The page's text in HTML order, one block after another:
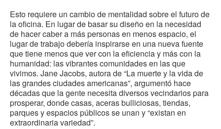
Esto requiere un cambio de mentalidad sobre el futuro de
la oficina. En lugar de basar su diseño en la necesidad
de hacer caber a más personas en menos espacio, el
lugar de trabajo debería inspirarse en una nueva fuente
que tiene menos que ver con la eficiencia y más con la
humanidad: las vibrantes comunidades en las que
vivimos. Jane Jacobs, autora de “La muerte y la vida de
las grandes ciudades americanas”, argumentó hace
décadas que la gente necesita diversos vecindarios para
prosperar, donde casas, aceras bulliciosas, tiendas,
parques y espacios públicos se unan y “existan en
extraordinaria variedad”.